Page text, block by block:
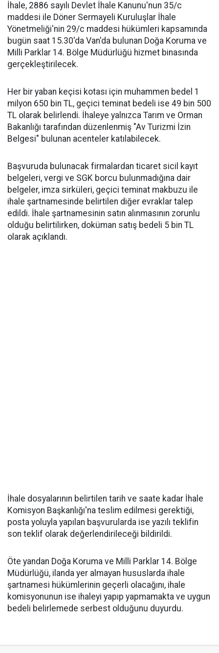
İhale, 2886 sayılı Devlet İhale Kanunu'nun 35/c
maddesi ile Döner Sermayeli Kuruluşlar İhale
Yönetmeliği'nin 29/c maddesi hükümleri kapsamında
bugün saat 15.30'da Van'da bulunan Doğa Koruma ve
Milli Parklar 14. Bölge Müdürlüğü hizmet binasında
gerçekleştirilecek.
Her bir yaban keçisi kotası için muhammen bedel 1
milyon 650 bin TL, geçici teminat bedeli ise 49 bin 500
TL olarak belirlendi. İhaleye yalnızca Tarım ve Orman
Bakanlığı tarafından düzenlenmiş "Av Turizmi İzin
Belgesi" bulunan acenteler katılabilecek.
Başvuruda bulunacak firmalardan ticaret sicil kayıt
belgeleri, vergi ve SGK borcu bulunmadığına dair
belgeler, imza sirküleri, geçici teminat makbuzu ile
ihale şartnamesinde belirtilen diğer evraklar talep
edildi. İhale şartnamesinin satın alınmasının zorunlu
olduğu belirtilirken, doküman satış bedeli 5 bin TL
olarak açıklandı.
İhale dosyalarının belirtilen tarih ve saate kadar İhale
Komisyon Başkanlığı'na teslim edilmesi gerektiği,
posta yoluyla yapılan başvurularda ise yazılı teklifin
son teklif olarak değerlendirileceği bildirildi.
Öte yandan Doğa Koruma ve Milli Parklar 14. Bölge
Müdürlüğü, ilanda yer almayan hususlarda ihale
şartnamesi hükümlerinin geçerli olacağını, ihale
komisyonunun ise ihaleyi yapıp yapmamakta ve uygun
bedeli belirlemede serbest olduğunu duyurdu.